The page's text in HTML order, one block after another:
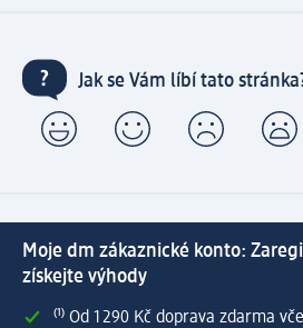
Jak se Vám líbí tato
Moje dm zákaznické konto:
získejte výhody
⁽¹⁾ Od 1 290 Kč doprava zdarma